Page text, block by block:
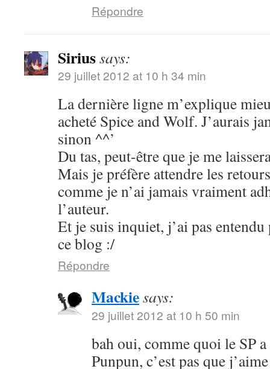
Répondre
Siriussays:
29 juillet 2012 at 10 h 34 min
La dernière ligne m’explique
acheté Spice and Wolf. J’aurais
sinon ^^’
Du tas, peut-être que je me
Mais je préfère attendre les
comme je n’ai jamais vraiment
l’auteur.
Et je suis inquiet, j’ai pas
ce blog :/
Répondre
Mackiesays:
29 juillet 2012 at 10 h 50 min
bah oui, comme quoi le SP
Punpun, c’est pas que